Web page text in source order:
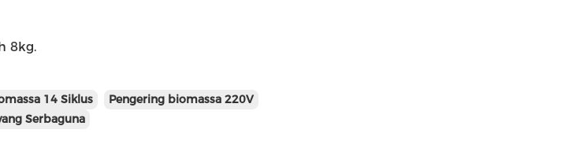
8kg.
14 Siklus
Pengering biomassa 220V
Serbaguna